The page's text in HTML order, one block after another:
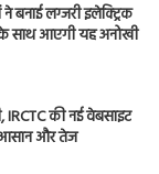
बनाई लग्जरी इलेक्ट्रिक
के साथ आएगी यह अनोखी
की नई वेबसाइट
और तेज